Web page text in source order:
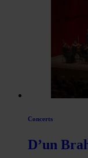
Concerts
D’un